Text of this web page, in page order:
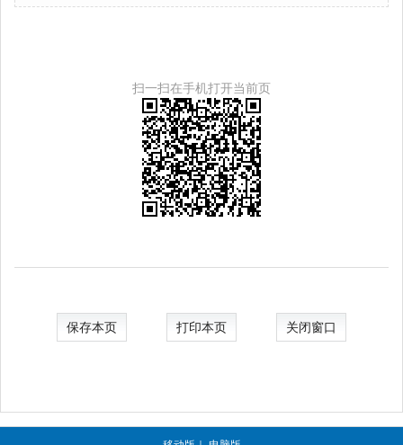
扫一扫在手机打开当前页
保存本页 打印本页 关闭窗口